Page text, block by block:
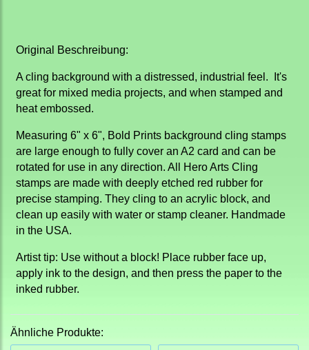
Original Beschreibung:
A cling background with a distressed, industrial feel. It's
great for mixed media projects, and when stamped and
heat embossed.
Measuring 6" x 6", Bold Prints background cling stamps
are large enough to fully cover an A2 card and can be
rotated for use in any direction. All Hero Arts Cling
stamps are made with deeply etched red rubber for
precise stamping. They cling to an acrylic block, and
clean up easily with water or stamp cleaner. Handmade
in the USA.
Artist tip: Use without a block! Place rubber face up,
apply ink to the design, and then press the paper to the
inked rubber.
Ähnliche Produkte: